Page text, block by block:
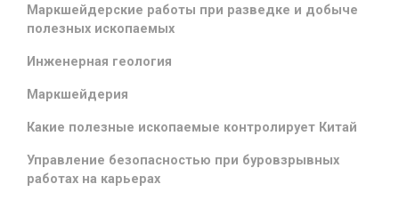
Маркшейдерские работы при разведке и добыче
полезных ископаемых
Инженерная геология
Маркшейдерия
Какие полезные ископаемые контролирует Китай
Управление безопасностью при буровзрывных
работах на карьерах